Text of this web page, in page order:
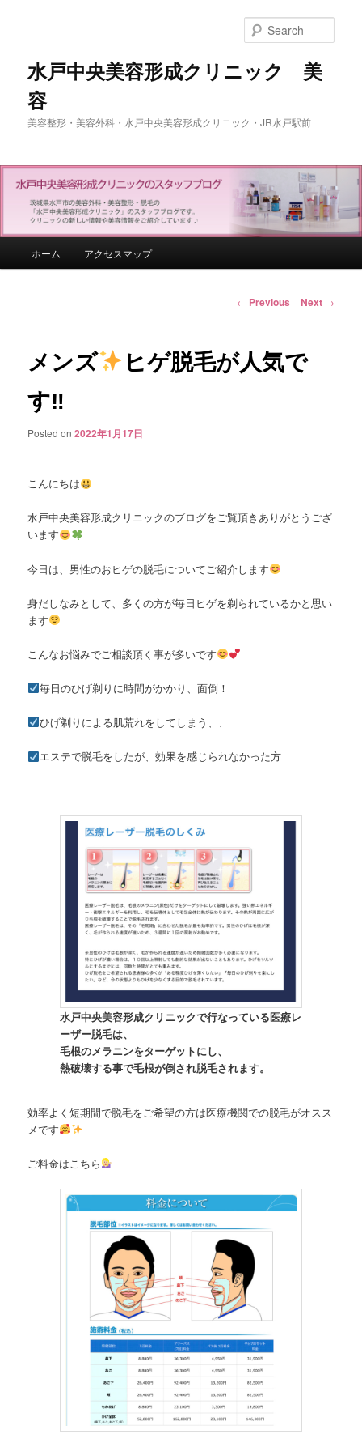
水戸中央美容形成クリニック 美
容
美容整形・美容外科・水戸中央美容形成クリニック・JR水戸駅前
Skip to primary content
ホーム アクセスマップ
Post navigation
← Previous Next →
メンズ
ヒゲ脱毛が人気で
す‼︎
Posted on2022年1月17日
こんにちは
水戸中央美容形成クリニックのブログをご覧頂きありがとうござ
います
今日は、男性のおヒゲの脱毛についてご紹介します
身だしなみとして、多くの方が毎日ヒゲを剃られているかと思い
ます
こんなお悩みでご相談頂く事が多いです
毎日のひげ剃りに時間がかかり、面倒！
ひげ剃りによる肌荒れをしてしまう、、
エステで脱毛をしたが、効果を感じられなかった方
水戸中央美容形成クリニックで行なっている医療レ
ーザー脱毛は、
毛根のメラニンをターゲットにし、
熱破壊する事で毛根が倒され脱毛されます。
効率よく短期間で脱毛をご希望の方は医療機関での脱毛がオスス
メです
ご料金はこちら